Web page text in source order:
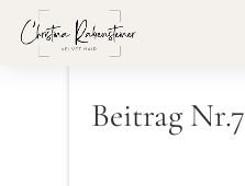
10. Mai 2021
Beitrag Nr.7